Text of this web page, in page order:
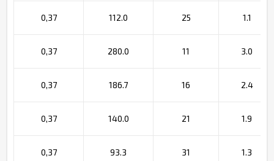
0,37 112.0 25 1.1
0,37 280.0 11 3.0
0,37 186.7 16 2.4
0,37 140.0 21 1.9
0,37 93.3 31 1.3